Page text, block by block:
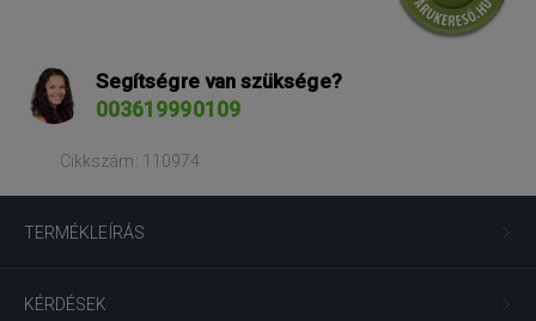
Segítségre van szüksége?
003619990109
Cikkszám: 110974
TERMÉKLEÍRÁS
KÉRDÉSEK